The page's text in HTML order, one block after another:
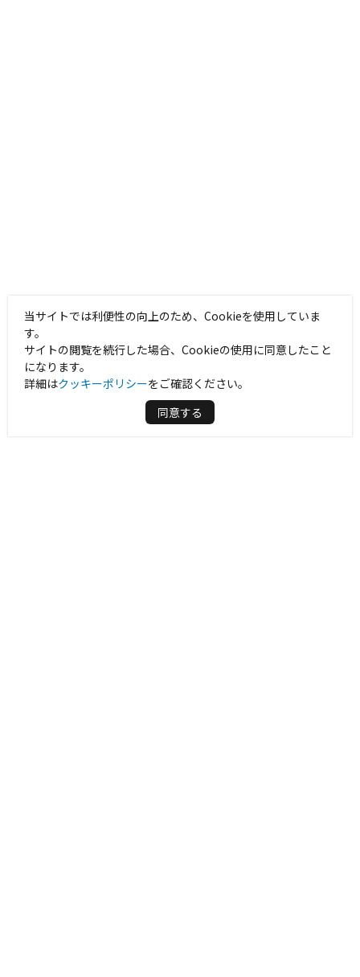
当サイトでは利便性の向上のため、Cookieを使用していま
す。
サイトの閲覧を続行した場合、Cookieの使用に同意したこと
になります。
詳細はクッキーポリシーをご確認ください。
同意する